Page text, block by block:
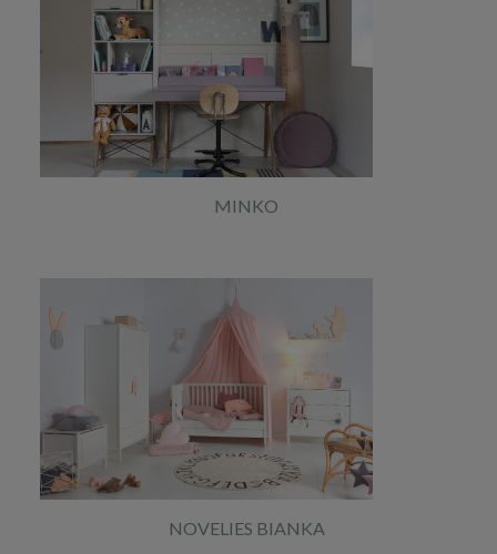
MINKO
NOVELIES BIANKA